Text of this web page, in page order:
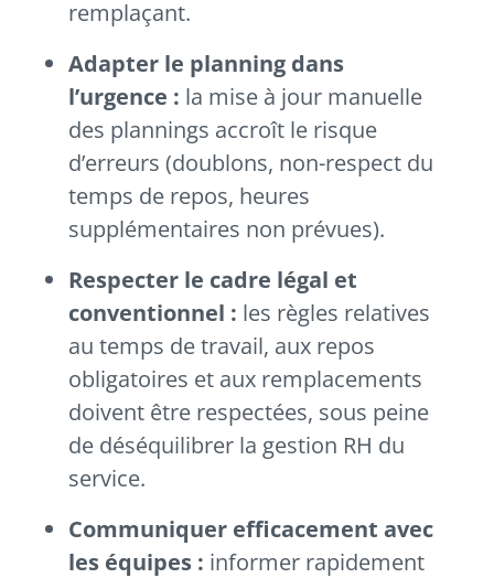
remplaçant.
Adapter le planning dans
l’urgence : la mise à jour manuelle
des plannings accroît le risque
d’erreurs (doublons, non-respect du
temps de repos, heures
supplémentaires non prévues).
Respecter le cadre légal et
conventionnel : les règles relatives
au temps de travail, aux repos
obligatoires et aux remplacements
doivent être respectées, sous peine
de déséquilibrer la gestion RH du
service.
Communiquer efficacement avec
les équipes : informer rapidement